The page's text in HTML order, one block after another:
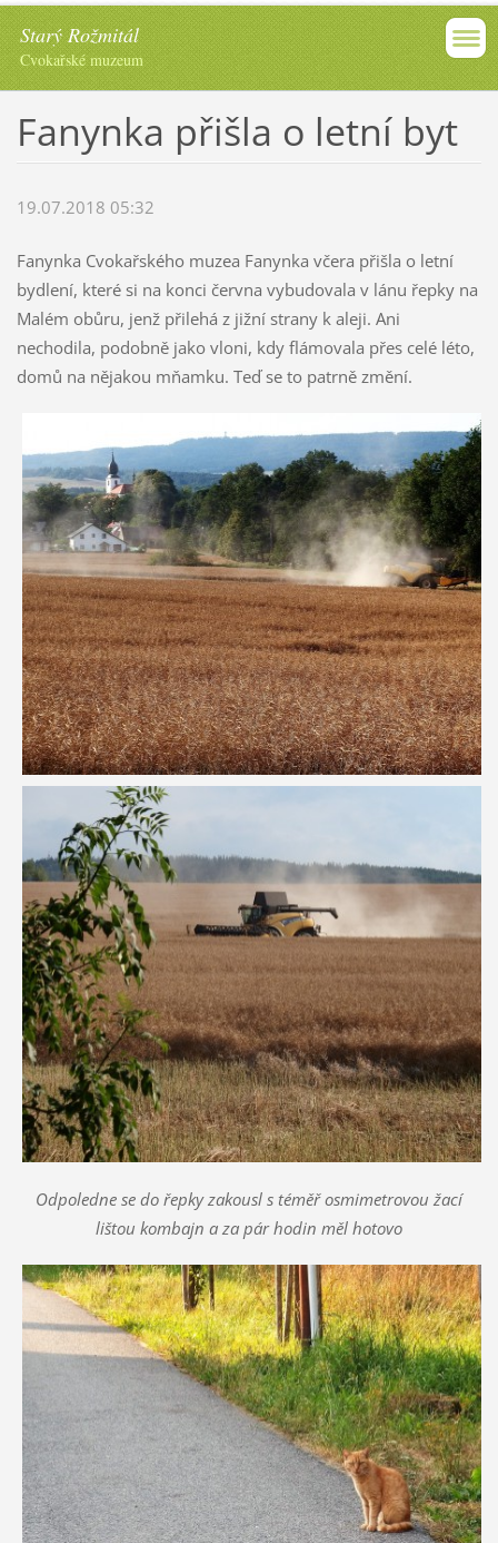
Starý Rožmitál
Cvokařské muzeum
Fanynka přišla o letní byt
19.07.2018 05:32
Fanynka Cvokařského muzea Fanynka včera přišla o letní
bydlení, které si na konci června vybudovala v lánu řepky na
Malém obůru, jenž přilehá z jižní strany k aleji. Ani
nechodila, podobně jako vloni, kdy flámovala přes celé léto,
domů na nějakou mňamku. Teď se to patrně změní.
Odpoledne se do řepky zakousl s téměř osmimetrovou žací
lištou kombajn a za pár hodin měl hotovo